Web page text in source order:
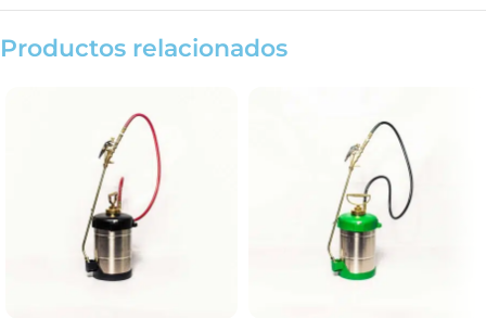
Productos relacionados